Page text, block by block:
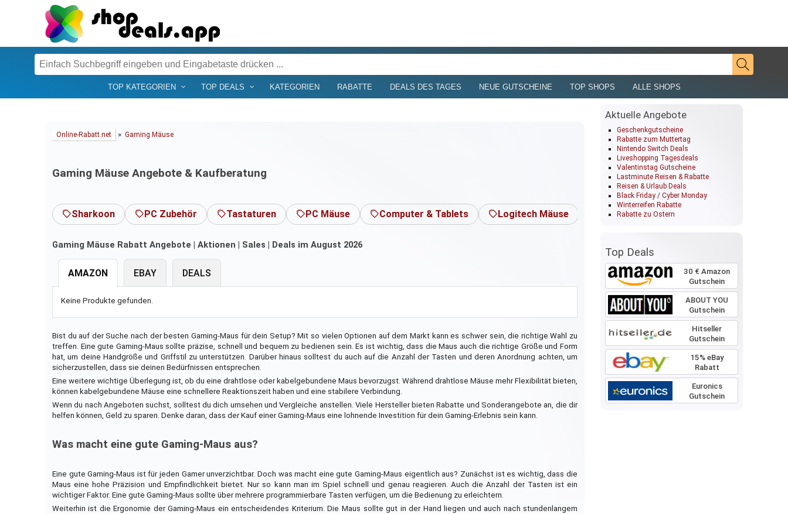
TOP KATEGORIEN TOP DEALS KATEGORIEN RABATTE DEALS DES TAGES NEUE GUTSCHEINE TOP SHOPS ALLE SHOPS
Online-Rabatt.net » Gaming Mäuse
Gaming Mäuse Angebote & Kaufberatung
Sharkoon PC Zubehör Tastaturen PC Mäuse Computer & Tablets Logitech Mäuse Gaming Corsair
Gaming Mäuse Rabatt Angebote | Aktionen | Sales | Deals im August 2026
AMAZON
Keine Produkte gefunden.
EBAY DEALS
Bist du auf der Suche nach der besten Gaming-Maus für dein Setup? Mit so vielen Optionen auf dem Markt kann es schwer sein, die richtige Wahl zu
treffen. Eine gute Gaming-Maus sollte präzise, schnell und bequem zu bedienen sein. Es ist wichtig, dass die Maus auch die richtige Größe und Form
hat, um deine Handgröße und Griffstil zu unterstützen. Darüber hinaus solltest du auch auf die Anzahl der Tasten und deren Anordnung achten, um
sicherzustellen, dass sie deinen Bedürfnissen entsprechen.
Eine weitere wichtige Überlegung ist, ob du eine drahtlose oder kabelgebundene Maus bevorzugst. Während drahtlose Mäuse mehr Flexibilität bieten,
können kabelgebundene Mäuse eine schnellere Reaktionszeit haben und eine stabilere Verbindung.
Wenn du nach Angeboten suchst, solltest du dich umsehen und Vergleiche anstellen. Viele Hersteller bieten Rabatte und Sonderangebote an, die dir
helfen können, Geld zu sparen. Denke daran, dass der Kauf einer Gaming-Maus eine lohnende Investition für dein Gaming-Erlebnis sein kann.
Was macht eine gute Gaming-Maus aus?
Eine gute Gaming-Maus ist für jeden Gamer unverzichtbar. Doch was macht eine gute Gaming-Maus eigentlich aus? Zunächst ist es wichtig, dass die
Maus eine hohe Präzision und Empfindlichkeit bietet. Nur so kann man im Spiel schnell und genau reagieren. Auch die Anzahl der Tasten ist ein
wichtiger Faktor. Eine gute Gaming-Maus sollte über mehrere programmierbare Tasten verfügen, um die Bedienung zu erleichtern.
Weiterhin ist die Ergonomie der Gaming-Maus ein entscheidendes Kriterium. Die Maus sollte gut in der Hand liegen und auch nach stundenlangem
Aktuelle Angebote
Geschenkgutscheine
Rabatte zum Muttertag
Nintendo Switch Deals
Liveshopping Tagesdeals
Valentinstag Gutscheine
Lastminute Reisen & Rabatte
Reisen & Urlaub Deals
Black Friday / Cyber Monday
Winterreifen Rabatte
Rabatte zu Ostern
Top Deals
30 € Amazon
Gutschein
ABOUT YOU
Gutschein
Hitseller
Gutschein
15% eBay
Rabatt
Euronics
Gutschein